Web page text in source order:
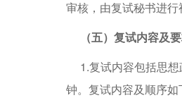
审核，由复试秘书进行
（五）复试内容及
1.复试内容包括思想
钟。复试内容及顺序如